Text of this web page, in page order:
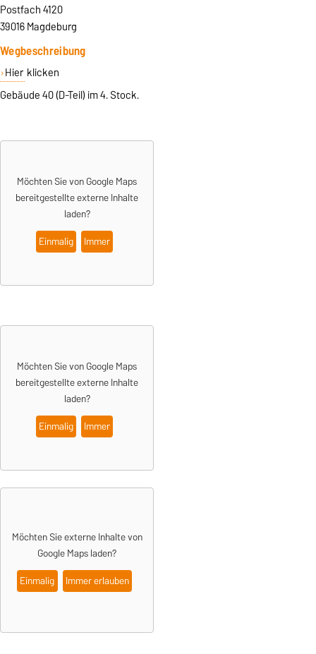
Postfach 4120
39016 Magdeburg
Wegbeschreibung
Hier klicken
Gebäude 40 (D-Teil) im 4. Stock.
Möchten Sie von Google Maps
bereitgestellte externe Inhalte
laden?
Einmalig
Immer
Möchten Sie von Google Maps
bereitgestellte externe Inhalte
laden?
Einmalig
Immer
Möchten Sie externe Inhalte von
Google Mapsladen?
Einmalig
Immer erlauben